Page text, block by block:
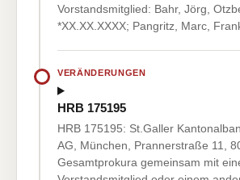
Vorstandsmitglied: Bahr, Jörg,
*XX.XX.XXXX; Pangritz, Marc,
VERÄNDERUNGEN
HRB 175195
HRB 175195: St.Galler
AG, München, Prannerstraße 11,
Gesamtprokura gemeinsam mit